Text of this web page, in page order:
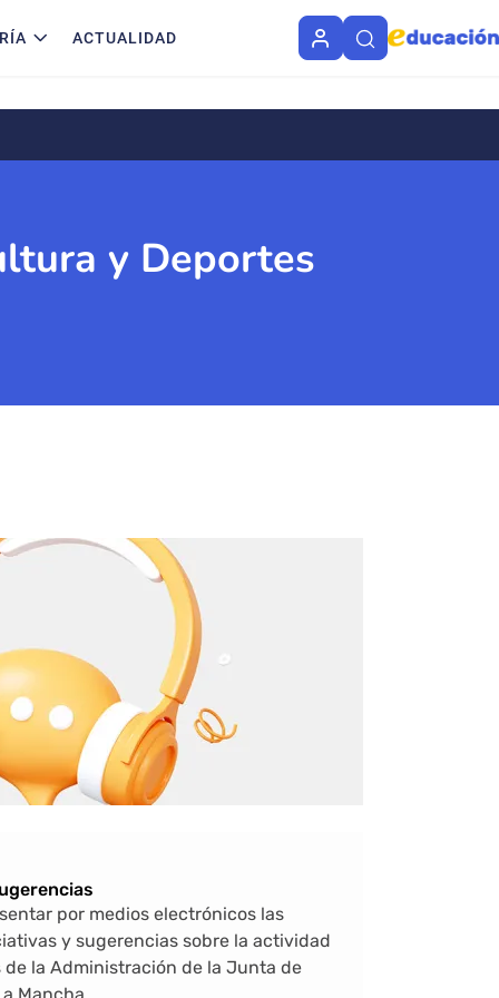
ACTUALIDAD
y Deportes
por medios electrónicos las
y sugerencias sobre la actividad
la Administración de la Junta de